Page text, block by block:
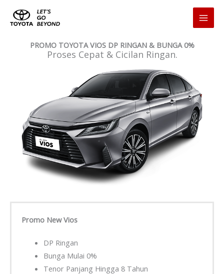
PROMO TOYOTA VIOS DP RINGAN & BUNGA 0%
Proses Cepat & Cicilan Ringan.
Promo New Vios
DP Ringan
Bunga Mulai 0%
Tenor Panjang Hingga 8 Tahun